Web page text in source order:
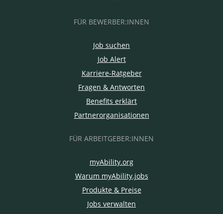
FÜR BEWERBER:INNEN
Job suchen
Job Alert
Karriere-Ratgeber
Fragen & Antworten
Benefits erklärt
Partnerorganisationen
FÜR ARBEITGEBER:INNEN
myAbility.org
Warum myAbility.jobs
Produkte & Preise
Jobs verwalten